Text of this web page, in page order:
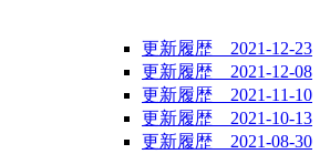
更新履歴 2021-12-23
更新履歴 2021-12-08
更新履歴 2021-11-10
更新履歴 2021-10-13
更新履歴 2021-08-30